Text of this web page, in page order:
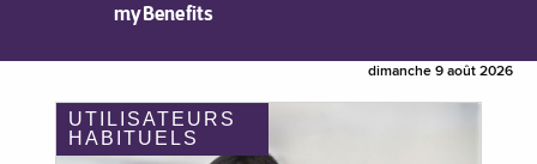
myBenefits
dimanche 9 août 2026
UTILISATEURS
HABITUELS